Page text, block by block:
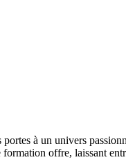
portes à un univers
offre, laissant